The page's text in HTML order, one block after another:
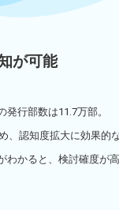
が可能
行部数は11.7万部。
、 認知度拡大に効果的
かると、検討確度が高